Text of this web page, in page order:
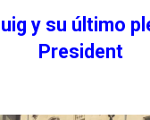
y su último
President